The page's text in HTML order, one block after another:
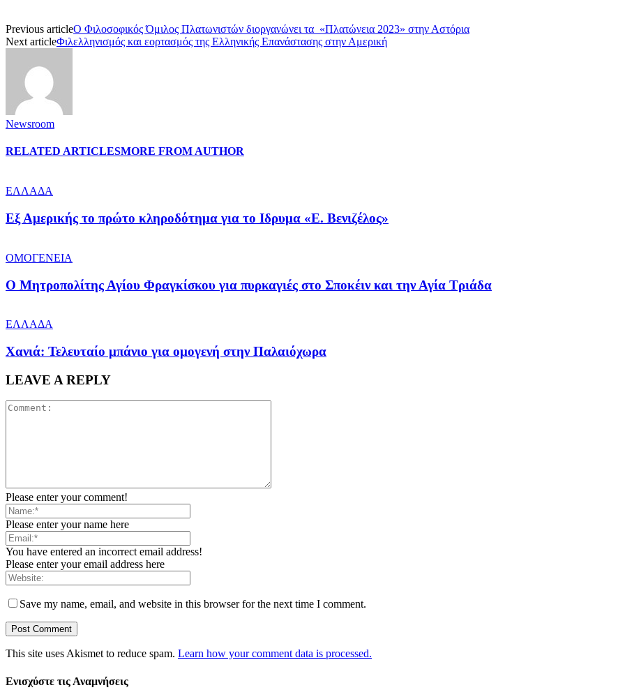
Previous articleΟ Φιλοσοφικός Όμιλος Πλατωνιστών διοργανώνει τα «Πλατώνεια 2023» στην Αστόρια
Next articleΦιλελληνισμός και εορτασμός της Ελληνικής Επανάστασης στην Αμερική
Newsroom
RELATED ARTICLESMORE FROM AUTHOR
ΕΛΛΑΔΑ
Εξ Αμερικής το πρώτο κληροδότημα για το Ιδρυμα «Ε. Βενιζέλος»
ΟΜΟΓΕΝΕΙΑ
Ο Μητροπολίτης Αγίου Φραγκίσκου για πυρκαγιές στο Σποκέιν και την Αγία Τριάδα
ΕΛΛΑΔΑ
Χανιά: Τελευταίο μπάνιο για ομογενή στην Παλαιόχωρα
LEAVE A REPLY
Please enter your comment!
Please enter your name here
You have entered an incorrect email address!
Please enter your email address here
Save my name, email, and website in this browser for the next time I comment.
This site uses Akismet to reduce spam. Learn how your comment data is processed.
Ενισχύστε τις Αναμνήσεις